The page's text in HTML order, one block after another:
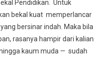
Pendidikan. Untuk
bekal kuat memperlancar
bersinar indah. Maka bila
rasanya hampir dari kalian
kaum muda — sudah